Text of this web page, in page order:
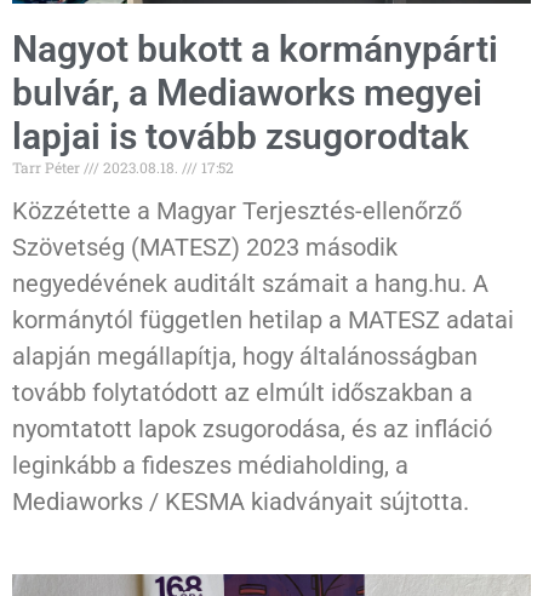
Nagyot bukott a kormánypárti
bulvár, a Mediaworks megyei
lapjai is tovább zsugorodtak
Tarr Péter 2023.08.18. 17:52
Közzétette a Magyar Terjesztés-ellenőrző
Szövetség (MATESZ) 2023 második
negyedévének auditált számait a hang.hu. A
kormánytól független hetilap a MATESZ adatai
alapján megállapítja, hogy általánosságban
tovább folytatódott az elmúlt időszakban a
nyomtatott lapok zsugorodása, és az infláció
leginkább a fideszes médiaholding, a
Mediaworks / KESMA kiadványait sújtotta.